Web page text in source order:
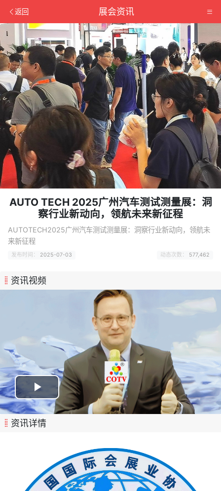
返回 展会资讯
AUTO TECH 2025广州汽车测试测量展：洞
察行业新动向，领航未来新征程
AUTOTECH2025广州汽车测试测量展：洞察行业新动向，领航未
来新征程
发布时间： 2025-07-03 动态次数： 577,462
资讯视频
资讯详情